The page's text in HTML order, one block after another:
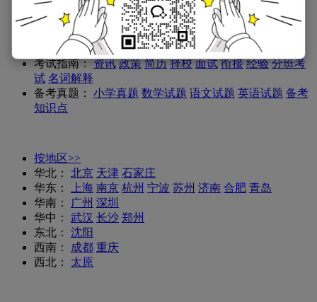
五年级试题 六年级试题
初中： 初一试题 初二试题 初三试题
高中： 高一试题 高二试题 高三试题
考试指南： 资讯 政策 简历 择校 面试 衔接 经验 分班考
试 名词解释
备考真题：
小学真题 数学试题 语文试题 英语试题 备考
知识点
按地区>>
华北：
北京 天津 石家庄
华东：
上海 南京 杭州 宁波 苏州 济南 合肥 青岛
华南：
广州 深圳
华中：
武汉 长沙 郑州
东北：
沈阳
西南：
成都 重庆
西北：
太原